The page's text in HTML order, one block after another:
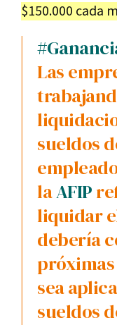
$150.000 cada
Las
sueldos
laAFIP
liquidar
debería
sea
sueldos